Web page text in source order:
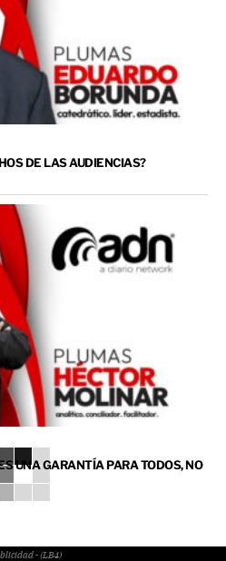
DE LAS AUDIENCIAS?
UNA GARANTÍA PARA TODOS, NO
- (LB4)